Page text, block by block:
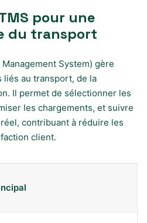
pour une
du transport
System) gère
liés au transport, de la
Il permet de sélectionner les
les chargements, et suivre
contribuant à réduire les
client.